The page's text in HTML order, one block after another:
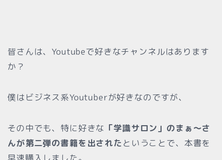
皆さんは、Youtubeで好きなチャンネルはあります
か？
僕はビジネス系Youtuberが好きなのですが、
その中でも、特に好きな 「学識サロン」のまぁ〜さ
んが第二弾の書籍を出されたということで、本書を